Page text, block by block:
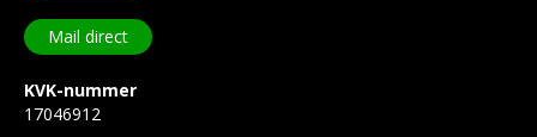
Mail direct
KVK-nummer
17046912